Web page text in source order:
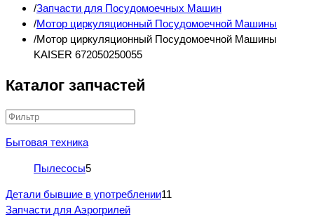
Запчасти для Посудомоечных Машин
Мотор циркуляционный Посудомоечной Машины
Мотор циркуляционный Посудомоечной Машины
KAISER 672050250055
Каталог запчастей
Бытовая техника
Пылесосы5
Детали бывшие в употреблении11
Запчасти для Аэрогрилей